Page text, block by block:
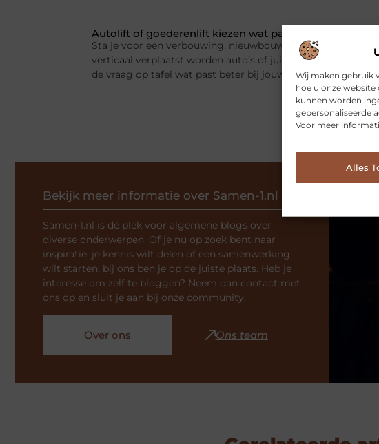
Wij maken gebruik
hoe u onze
kunnen worden
gepersonaliseerde
Voor meer
Alles
Autolift of goederenlift kiezen wat past bij jouw
Sta je voor een verbouwing, nieuwbouw of herinrichting
verticaal verplaatst worden auto’s of juist vracht en
de vraag op tafel wat past beter bij jouw situatie
Bekijk meer informatie over Samen-1.nl
Samen-1.nl is dé plek voor algemene blogs over
diverse onderwerpen. Of je nu op zoek bent naar
inspiratie, je kennis wilt delen of een samenwerking
wilt starten, bij ons ben je op de juiste plaats. Heb je
interesse om zelf te bloggen? Neem dan contact met
ons op en sluit je aan bij onze community.
Over ons Ons team